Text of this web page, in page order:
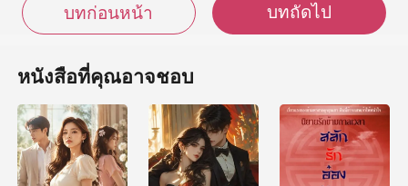
บทก่อนหน้า บทถัดไป
หนังสือที่คุณอาจชอบ